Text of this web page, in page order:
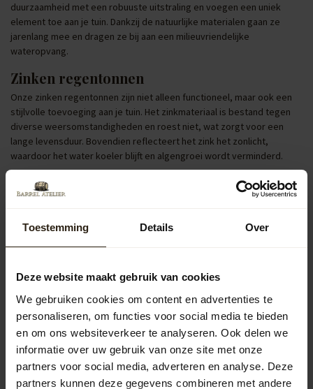
Toestemming Details Over
Deze website maakt gebruik van cookies
We gebruiken cookies om content en advertenties te
personaliseren, om functies voor social media te bieden
en om ons websiteverkeer te analyseren. Ook delen we
informatie over uw gebruik van onze site met onze
partners voor social media, adverteren en analyse. Deze
partners kunnen deze gegevens combineren met andere
duurzaamheid met een robuuste uitstraling en voegen een uniek
element toe aan je tuin. Dankzij de natuurlijke materialen gaan ze
jarenlang mee en dragen ze bij aan een milieuvriendelijke
wateropvang.
Zinken regentonnen
Onze zinken regentonnen zijn niet alleen functioneel, maar ook een
stijlvolle toevoeging aan je tuin. Het zinkmateriaal is bestand tegen
diverse weersomstandigheden en roest niet, wat zorgt voor een
lange levensduur. Bovendien reflecteert het zink het zonlicht,
waardoor het water koeler blijft en algengroei wordt verminderd.
Regentonnen met pomp of kraan
Regentonnen uitgerust met een pomp of kraan verhogen het
een tuinslang aansluiten om je tuin te bewateren. Dit maakt het
hergebruiken van regenwater efficiënt en draagt bij aan
Populaire categorieën
Regentonnen
Kuipen